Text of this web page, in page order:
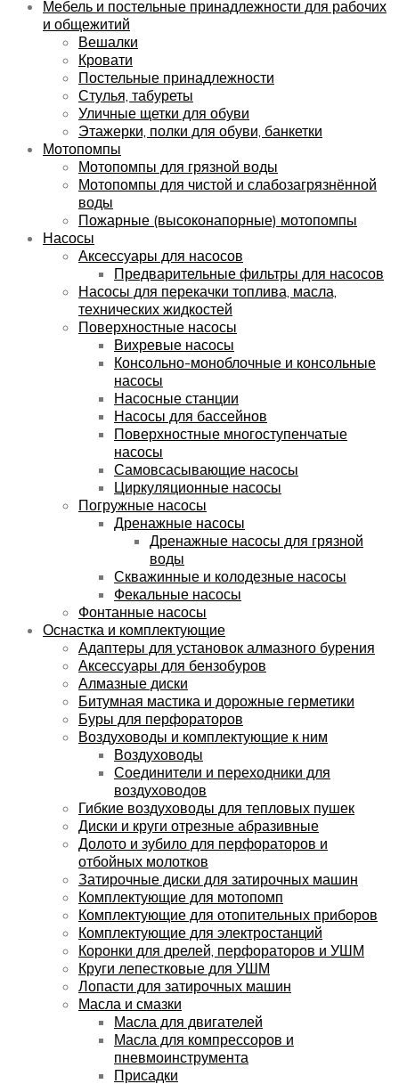
Мебель и постельные принадлежности для рабочих
и общежитий
Вешалки
Кровати
Постельные принадлежности
Стулья, табуреты
Уличные щетки для обуви
Этажерки, полки для обуви, банкетки
Мотопомпы
Мотопомпы для грязной воды
Мотопомпы для чистой и слабозагрязнённой
воды
Пожарные (высоконапорные) мотопомпы
Насосы
Аксессуары для насосов
Предварительные фильтры для насосов
Насосы для перекачки топлива, масла,
технических жидкостей
Поверхностные насосы
Вихревые насосы
Консольно-моноблочные и консольные
насосы
Насосные станции
Насосы для бассейнов
Поверхностные многоступенчатые
насосы
Самовсасывающие насосы
Циркуляционные насосы
Погружные насосы
Дренажные насосы
Дренажные насосы для грязной
воды
Скважинные и колодезные насосы
Фекальные насосы
Фонтанные насосы
Оснастка и комплектующие
Адаптеры для установок алмазного бурения
Аксессуары для бензобуров
Алмазные диски
Битумная мастика и дорожные герметики
Буры для перфораторов
Воздуховоды и комплектующие к ним
Воздуховоды
Соединители и переходники для
воздуховодов
Гибкие воздуховоды для тепловых пушек
Диски и круги отрезные абразивные
Долото и зубило для перфораторов и
отбойных молотков
Затирочные диски для затирочных машин
Комплектующие для мотопомп
Комплектующие для отопительных приборов
Комплектующие для электростанций
Коронки для дрелей, перфораторов и УШМ
Круги лепестковые для УШМ
Лопасти для затирочных машин
Масла и смазки
Масла для двигателей
Масла для компрессоров и
пневмоинструмента
Присадки